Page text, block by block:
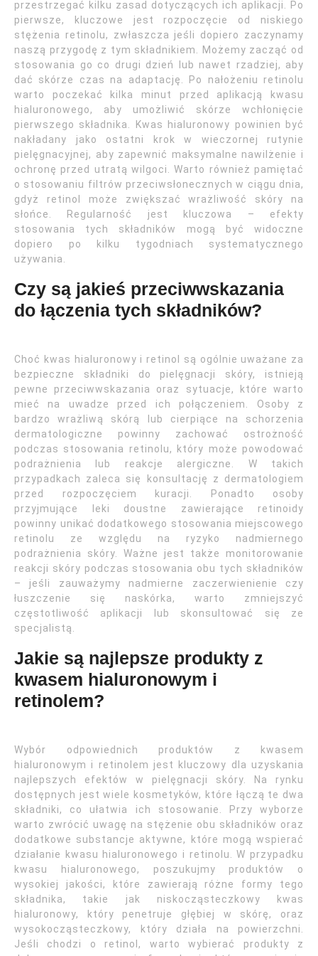
przestrzegać kilku zasad dotyczących ich aplikacji. Po
pierwsze, kluczowe jest rozpoczęcie od niskiego
stężenia retinolu, zwłaszcza jeśli dopiero zaczynamy
naszą przygodę z tym składnikiem. Możemy zacząć od
stosowania go co drugi dzień lub nawet rzadziej, aby
dać skórze czas na adaptację. Po nałożeniu retinolu
warto poczekać kilka minut przed aplikacją kwasu
hialuronowego, aby umożliwić skórze wchłonięcie
pierwszego składnika. Kwas hialuronowy powinien być
nakładany jako ostatni krok w wieczornej rutynie
pielęgnacyjnej, aby zapewnić maksymalne nawilżenie i
ochronę przed utratą wilgoci. Warto również pamiętać
o stosowaniu filtrów przeciwsłonecznych w ciągu dnia,
gdyż retinol może zwiększać wrażliwość skóry na
słońce. Regularność jest kluczowa – efekty
stosowania tych składników mogą być widoczne
dopiero po kilku tygodniach systematycznego
używania.
Czy są jakieś przeciwwskazania
do łączenia tych składników?
Choć kwas hialuronowy i retinol są ogólnie uważane za
bezpieczne składniki do pielęgnacji skóry, istnieją
pewne przeciwwskazania oraz sytuacje, które warto
mieć na uwadze przed ich połączeniem. Osoby z
bardzo wrażliwą skórą lub cierpiące na schorzenia
dermatologiczne powinny zachować ostrożność
podczas stosowania retinolu, który może powodować
podrażnienia lub reakcje alergiczne. W takich
przypadkach zaleca się konsultację z dermatologiem
przed rozpoczęciem kuracji. Ponadto osoby
przyjmujące leki doustne zawierające retinoidy
powinny unikać dodatkowego stosowania miejscowego
retinolu ze względu na ryzyko nadmiernego
podrażnienia skóry. Ważne jest także monitorowanie
reakcji skóry podczas stosowania obu tych składników
– jeśli zauważymy nadmierne zaczerwienienie czy
łuszczenie się naskórka, warto zmniejszyć
częstotliwość aplikacji lub skonsultować się ze
specjalistą.
Jakie są najlepsze produkty z
kwasem hialuronowym i
retinolem?
Wybór odpowiednich produktów z kwasem
hialuronowym i retinolem jest kluczowy dla uzyskania
najlepszych efektów w pielęgnacji skóry. Na rynku
dostępnych jest wiele kosmetyków, które łączą te dwa
składniki, co ułatwia ich stosowanie. Przy wyborze
warto zwrócić uwagę na stężenie obu składników oraz
dodatkowe substancje aktywne, które mogą wspierać
działanie kwasu hialuronowego i retinolu. W przypadku
kwasu hialuronowego, poszukujmy produktów o
wysokiej jakości, które zawierają różne formy tego
składnika, takie jak niskocząsteczkowy kwas
hialuronowy, który penetruje głębiej w skórę, oraz
wysokocząsteczkowy, który działa na powierzchni.
Jeśli chodzi o retinol, warto wybierać produkty z